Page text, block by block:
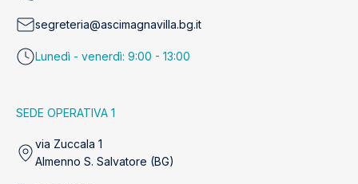
segreteria@ascimagnavilla.bg.it
Lunedì - venerdì: 9:00 - 13:00
SEDE OPERATIVA 1
via Zuccala 1
Almenno S. Salvatore (BG)